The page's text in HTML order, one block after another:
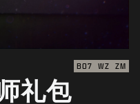
BO7 WZ ZM
礼包